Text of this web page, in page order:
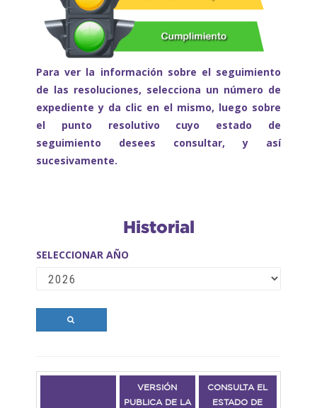
Para ver la información sobre el seguimiento
de las resoluciones, selecciona un número de
expediente y da clic en el mismo, luego sobre
el punto resolutivo cuyo estado de
seguimiento desees consultar, y así
sucesivamente.
Historial
SELECCIONAR AÑO
VERSIÓN
PUBLICA DE LA
CONSULTA EL
ESTADO DE